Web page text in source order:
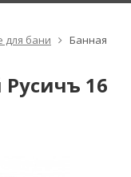
для бани
Банная
16